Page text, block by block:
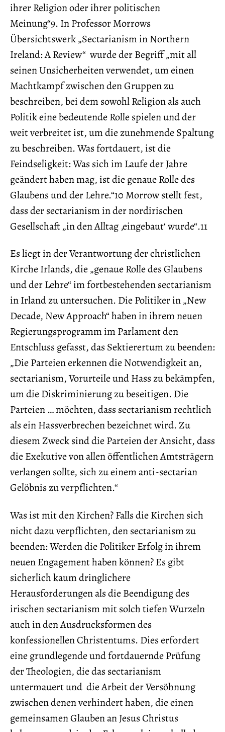
ihrer Religion oder ihrer politischen
Meinung“9. In Professor Morrows
Übersichtswerk „Sectarianism in Northern
Ireland: A Review“ wurde der Begriff „mit all
seinen Unsicherheiten verwendet, um einen
Machtkampf zwischen den Gruppen zu
beschreiben, bei dem sowohl Religion als auch
Politik eine bedeutende Rolle spielen und der
weit verbreitet ist, um die zunehmende Spaltung
zu beschreiben. Was fortdauert, ist die
Feindseligkeit: Was sich im Laufe der Jahre
geändert haben mag, ist die genaue Rolle des
Glaubens und der Lehre.“10 Morrow stellt fest,
dass der sectarianism in der nordirischen
Gesellschaft „in den Alltag ‚eingebaut‘ wurde“.11
Es liegt in der Verantwortung der christlichen
Kirche Irlands, die „genaue Rolle des Glaubens
und der Lehre“ im fortbestehenden sectarianism
in Irland zu untersuchen. Die Politiker in „New
Decade, New Approach“ haben in ihrem neuen
Regierungsprogramm im Parlament den
Entschluss gefasst, das Sektierertum zu beenden:
„Die Parteien erkennen die Notwendigkeit an,
sectarianism, Vorurteile und Hass zu bekämpfen,
um die Diskriminierung zu beseitigen. Die
Parteien … möchten, dass sectarianism rechtlich
als ein Hassverbrechen bezeichnet wird. Zu
diesem Zweck sind die Parteien der Ansicht, dass
die Exekutive von allen öffentlichen Amtsträgern
verlangen sollte, sich zu einem anti-sectarian
Gelöbnis zu verpflichten.“
Was ist mit den Kirchen? Falls die Kirchen sich
nicht dazu verpflichten, den sectarianism zu
beenden: Werden die Politiker Erfolg in ihrem
neuen Engagement haben können? Es gibt
sicherlich kaum dringlichere
Herausforderungen als die Beendigung des
irischen sectarianism mit solch tiefen Wurzeln
auch in den Ausdrucksformen des
konfessionellen Christentums. Dies erfordert
eine grundlegende und fortdauernde Prüfung
der Theologien, die das sectarianism
untermauert und die Arbeit der Versöhnung
zwischen denen verhindert haben, die einen
gemeinsamen Glauben an Jesus Christus